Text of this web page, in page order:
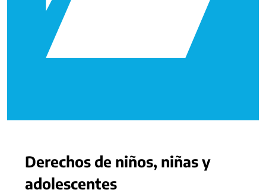
Derechos de niños, niñas y
adolescentes